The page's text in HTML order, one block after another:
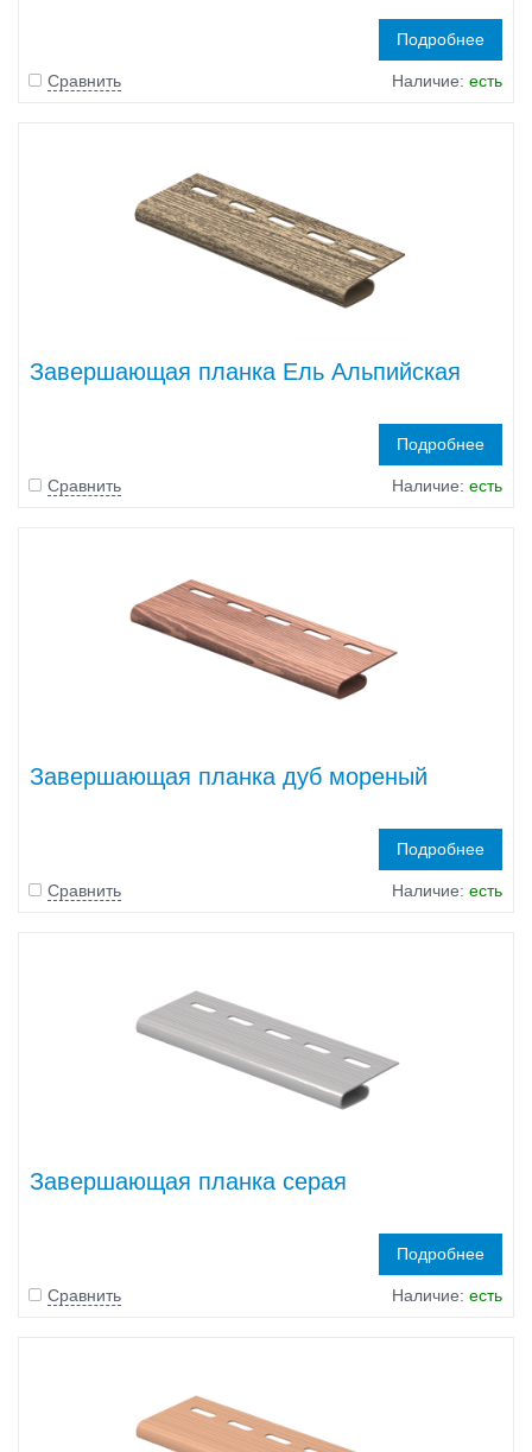
Подробнее
Сравнить Наличие: есть
Завершающая планка Ель Альпийская
Подробнее
Сравнить Наличие: есть
Завершающая планка дуб мореный
Подробнее
Сравнить Наличие: есть
Завершающая планка серая
Подробнее
Сравнить Наличие: есть